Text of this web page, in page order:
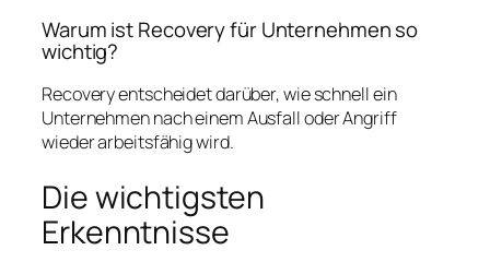
Warum ist Recovery für Unternehmen so
wichtig?
Recovery entscheidet darüber, wie schnell ein
Unternehmen nach einem Ausfall oder Angriff
wieder arbeitsfähig wird.
Die wichtigsten
Erkenntnisse